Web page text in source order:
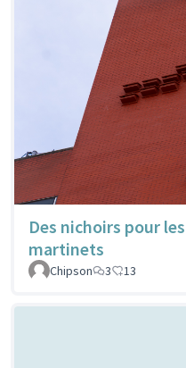
Des nichoirs pour les
martinets
Chipson
3 13